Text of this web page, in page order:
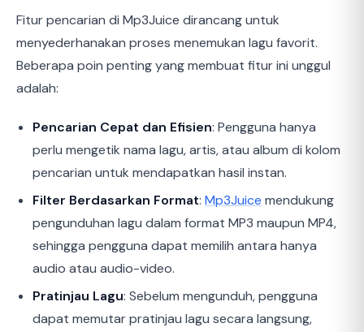
Fitur pencarian di Mp3Juice dirancang untuk
menyederhanakan proses menemukan lagu favorit.
Beberapa poin penting yang membuat fitur ini unggul
adalah:
Pencarian Cepat dan Efisien: Pengguna hanya
perlu mengetik nama lagu, artis, atau album di kolom
pencarian untuk mendapatkan hasil instan.
Filter Berdasarkan Format: Mp3Juice mendukung
pengunduhan lagu dalam format MP3 maupun MP4,
sehingga pengguna dapat memilih antara hanya
audio atau audio-video.
Pratinjau Lagu: Sebelum mengunduh, pengguna
dapat memutar pratinjau lagu secara langsung,